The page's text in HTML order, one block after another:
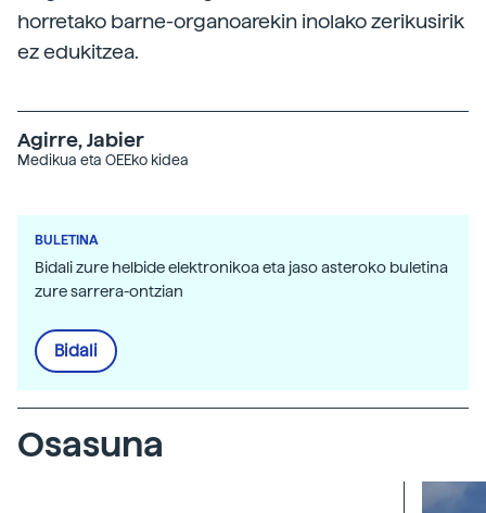
horretako barne-organoarekin inolako zerikusirik
ez edukitzea.
Agirre, Jabier
Medikua eta OEEko kidea
BULETINA
Bidali zure helbide elektronikoa eta jaso asteroko buletina
zure sarrera-ontzian
Bidali
Osasuna